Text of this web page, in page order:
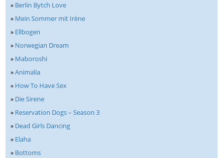
» Berlin Bytch Love
» Mein Sommer mit Irène
» Ellbogen
» Norwegian Dream
» Maboroshi
»Animalia
» How To Have Sex
» Die Sirene
» Reservation Dogs – Season 3
» Dead Girls Dancing
» Elaha
» Bottoms